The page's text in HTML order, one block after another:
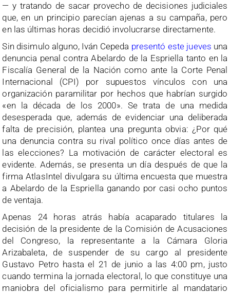
— y tratando de sacar provecho de decisiones judiciales
que, en un principio parecían ajenas a su campaña, pero
en las últimas horas decidió involucrarse directamente.
Sin disimulo alguno, Iván Cepeda presentó este jueves una
denuncia penal contra Abelardo de la Espriella tanto en la
Fiscalía General de la Nación como ante la Corte Penal
Internacional (CPI) por supuestos vínculos con una
organización paramilitar por hechos que habrían surgido
«en la década de los 2000». Se trata de una medida
desesperada que, además de evidenciar una deliberada
falta de precisión, plantea una pregunta obvia: ¿Por qué
una denuncia contra su rival político once días antes de
las elecciones? La motivación de carácter electoral es
evidente. Además, se presenta un día después de que la
firma AtlasIntel divulgara su última encuesta que muestra
a Abelardo de la Espriella ganando por casi ocho puntos
de ventaja.
Apenas 24 horas atrás había acaparado titulares la
decisión de la presidente de la Comisión de Acusaciones
del Congreso, la representante a la Cámara Gloria
Arizabaleta, de suspender de su cargo al presidente
Gustavo Petro hasta el 21 de junio a las 4:00 pm, justo
cuando termina la jornada electoral, lo que constituye una
maniobra del oficialismo para permitirle al mandatario